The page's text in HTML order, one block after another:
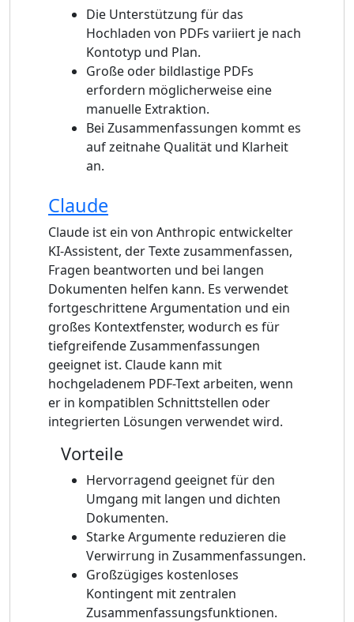
Die Unterstützung für das
Hochladen von PDFs variiert je nach
Kontotyp und Plan.
Große oder bildlastige PDFs
erfordern möglicherweise eine
manuelle Extraktion.
Bei Zusammenfassungen kommt es
auf zeitnahe Qualität und Klarheit
an.
Claude
Claude ist ein von Anthropic entwickelter
KI-Assistent, der Texte zusammenfassen,
Fragen beantworten und bei langen
Dokumenten helfen kann. Es verwendet
fortgeschrittene Argumentation und ein
großes Kontextfenster, wodurch es für
tiefgreifende Zusammenfassungen
geeignet ist. Claude kann mit
hochgeladenem PDF-Text arbeiten, wenn
er in kompatiblen Schnittstellen oder
integrierten Lösungen verwendet wird.
Vorteile
Hervorragend geeignet für den
Umgang mit langen und dichten
Dokumenten.
Starke Argumente reduzieren die
Verwirrung in Zusammenfassungen.
Großzügiges kostenloses
Kontingent mit zentralen
Zusammenfassungsfunktionen.